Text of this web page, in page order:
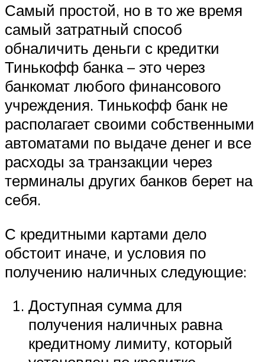
Самый простой, но в то же время
самый затратный способ
обналичить деньги с кредитки
Тинькофф банка – это через
банкомат любого финансового
учреждения. Тинькофф банк не
располагает своими собственными
автоматами по выдаче денег и все
расходы за транзакции через
терминалы других банков берет на
себя.
С кредитными картами дело
обстоит иначе, и условия по
получению наличных следующие:
Доступная сумма для
получения наличных равна
кредитному лимиту, который